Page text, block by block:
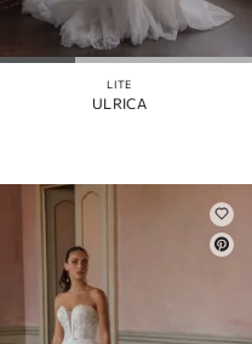
LITE
ULRICA